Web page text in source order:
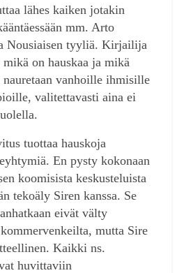
lähes kaiken jotakin
mm. Arto
Nousiaisen tyyliä. Kirjailija
on hauskaa ja mikä
vanhoille ihmisille
valitettavasti aina ei
tuottaa hauskoja
En pysty kokonaan
koomisista keskusteluista
tekoäly Siren kanssa. Se
eivät välty
mutta Sire
Kaikki ns.
huvittaviin